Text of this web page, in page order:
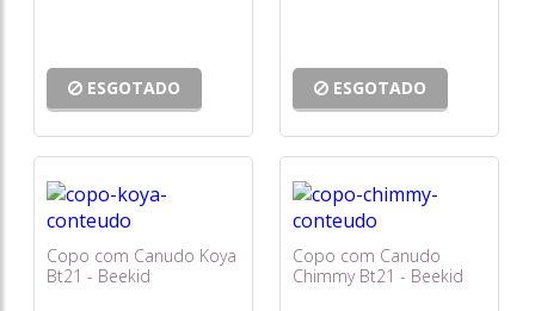
ESGOTADO ESGOTADO
Copo com Canudo Koya
Bt21 - Beekid
Copo com Canudo
Chimmy Bt21 - Beekid